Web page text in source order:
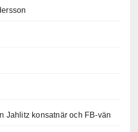
Jahlitz konsatnär och FB-vän